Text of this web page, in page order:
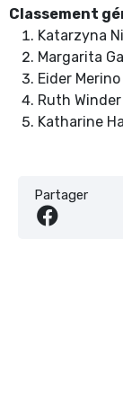
Classement
Katarzyna
Margarita
Eider
Ruth Winder
Katharine
Partager